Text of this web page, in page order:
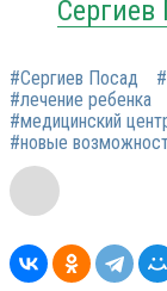
Сергиев
#Сергиев Посад
#лечение ребенка
#медицинский
#новые